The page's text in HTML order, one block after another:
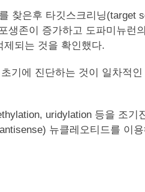
찾은후 타깃스크리닝(target
존이 증가하고 도파미뉴런
되는 것을 확인했다.
기에 진단하는 것이 일차적
uridylation 등을 조
뉴클레오티드를 이